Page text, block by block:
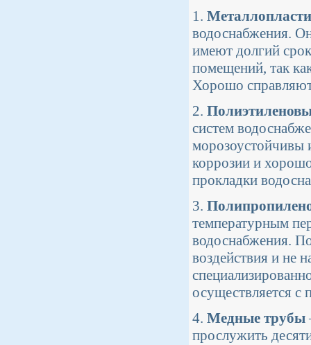
1.
водоснабжения.
имеют долгий
помещений, так
Хорошо
2.
систем
морозоустойчивы
коррозии и
прокладки
3.
температурным
водоснабжения.
воздействия и не
осуществляется
4. Медные трубы
прослужить